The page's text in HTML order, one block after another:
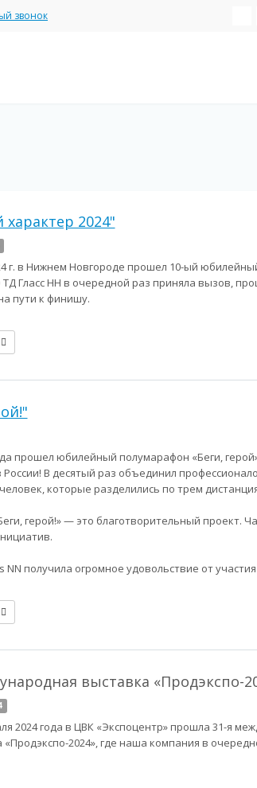
звонок
характер 2024"
г. в Нижнем Новгороде прошел 10-ый
Гласс НН в очередной раз приняла вызов,
пути к финишу.
прошел юбилейный полумарафон «Беги,
В десятый раз объединил
которые разделились по трем
герой!» — это благотворительный проект.
получила огромное удовольствие от
выставка «Продэкспо-
2024 года в ЦВК «Экспоцентр» прошла 31-я
«Продэкспо-2024», где наша компания в